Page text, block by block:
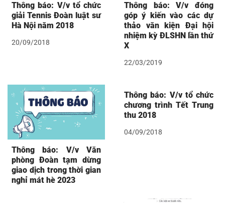
Thông báo: V/v tổ chức
giải Tennis Đoàn luật sư
Hà Nội năm 2018
20/09/2018
Thông báo: V/v đóng
góp ý kiến vào các dự
thảo văn kiện Đại hội
nhiệm kỳ ĐLSHN lần thứ
X
22/03/2019
Thông báo: V/v Văn
phòng Đoàn tạm dừng
giao dịch trong thời gian
nghỉ mát hè 2023
Thông báo: V/v tổ chức
chương trình Tết Trung
thu 2018
04/09/2018